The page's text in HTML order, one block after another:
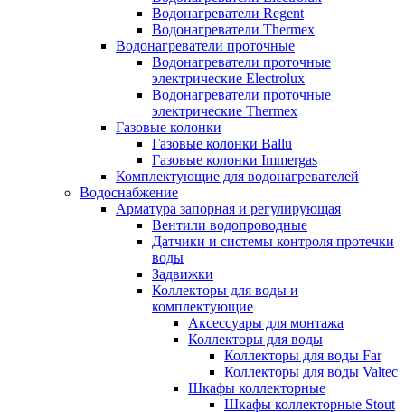
Водонагреватели Regent
Водонагреватели Thermex
Водонагреватели проточные
Водонагреватели проточные
электрические Electrolux
Водонагреватели проточные
электрические Thermex
Газовые колонки
Газовые колонки Ballu
Газовые колонки Immergas
Комплектующие для водонагревателей
Водоснабжение
Арматура запорная и регулирующая
Вентили водопроводные
Датчики и системы контроля протечки
воды
Задвижки
Коллекторы для воды и
комплектующие
Аксессуары для монтажа
Коллекторы для воды
Коллекторы для воды Far
Коллекторы для воды Valtec
Шкафы коллекторные
Шкафы коллекторные Stout